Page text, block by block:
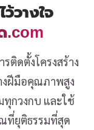
วางใจ
.com
ติดตั้งโครงสร้าง
งฝีมือคุณภาพสูง
กวงกบ และใช้
ที่ยุติธรรมที่สุด